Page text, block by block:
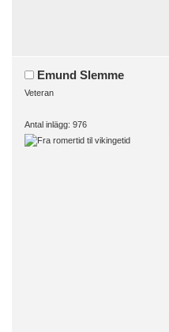
Emund Slemme
Veteran
Antal inlägg: 976